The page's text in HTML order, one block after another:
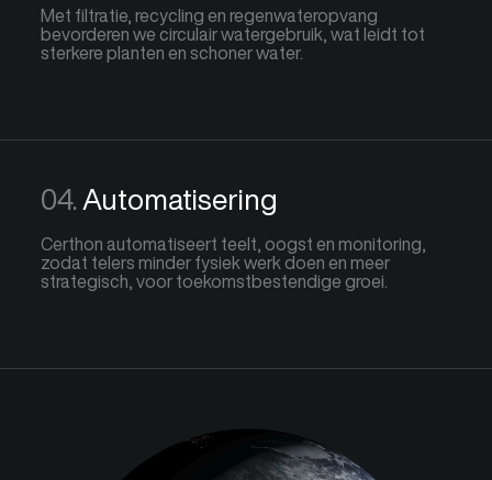
Met filtratie, recycling en regenwateropvang
bevorderen we circulair watergebruik, wat leidt tot
sterkere planten en schoner water.
Automatisering
Certhon automatiseert teelt, oogst en monitoring,
zodat telers minder fysiek werk doen en meer
strategisch, voor toekomstbestendige groei.